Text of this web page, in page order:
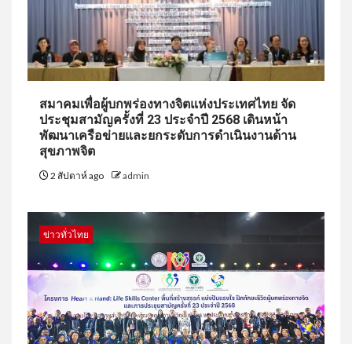
สมาคมเพื่อผู้บกพร่องทางจิตแห่งประเทศไทย จัด
ประชุมสามัญครั้งที่ 23 ประจำปี 2568 เดินหน้า
พัฒนาเครือข่ายและยกระดับการดำเนินงานด้าน
สุขภาพจิต
2 สัปดาห์ ago admin
ข่าวทั่วไทย